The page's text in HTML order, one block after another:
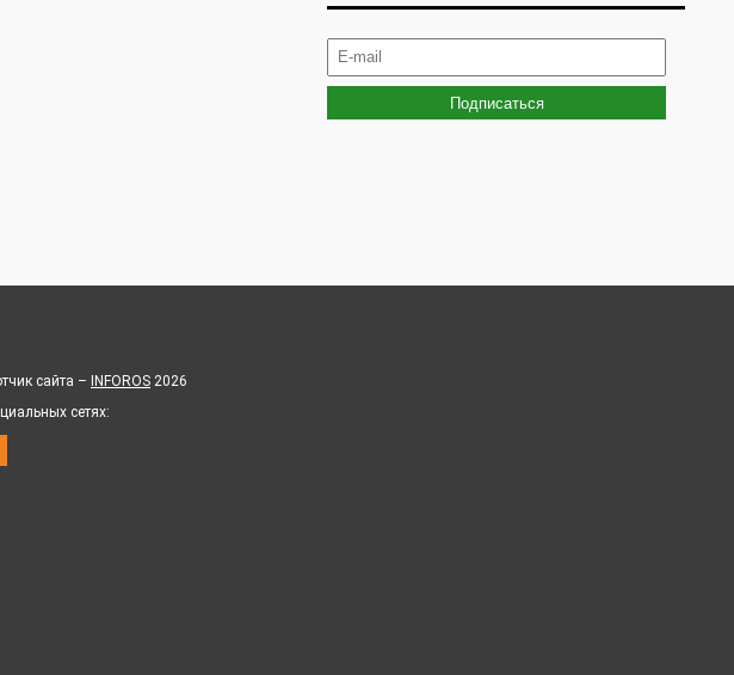
сайта – INFOROS 2026
сетях: